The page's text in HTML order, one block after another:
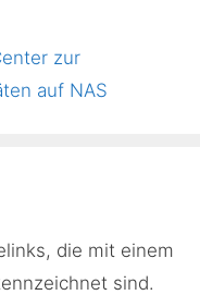
zur
auf NAS
die mit einem
sind.